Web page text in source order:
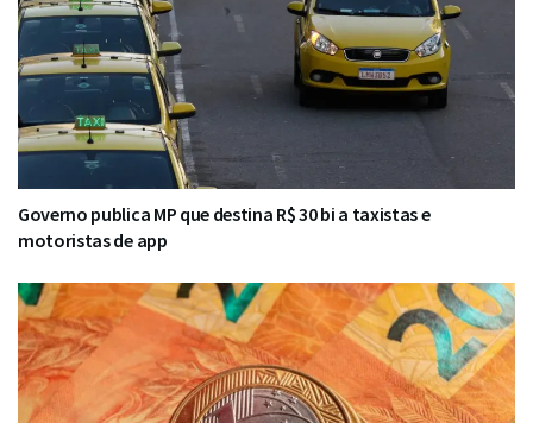
Governo publica MP que destina R$ 30 bi a taxistas e
motoristas de app